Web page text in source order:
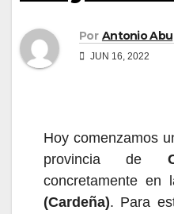
Por Antonio Abu
JUN 16, 2022
Hoy comenzamos
provincia de
concretamente en
(Cardeña). Para